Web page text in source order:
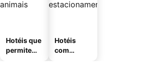
Hotéis que
permitem
Hotéis
com